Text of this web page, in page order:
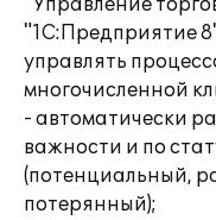
"Управление
"1С:Предприятие
управлять
многочисленной
- автоматически
важности и по
(потенциальный,
потерянный);